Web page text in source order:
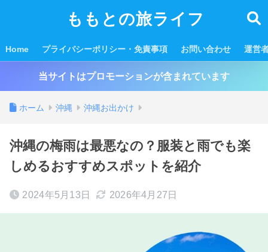
ももとの旅ライフ
Home プライバシーポリシー・免責事項 お問い合わせ 運営
当サイトはプロモーションが含まれています
ホーム 沖縄 沖縄お出かけ
沖縄の梅雨は最悪なの？服装と雨でも楽
しめるおすすめスポットを紹介
2024年5月13日 2026年4月27日